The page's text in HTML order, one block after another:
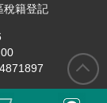
稅籍登記